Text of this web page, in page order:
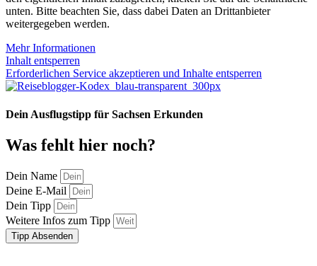
unten. Bitte beachten Sie, dass dabei Daten an Drittanbieter
weitergegeben werden.
Mehr Informationen
Inhalt entsperren
Erforderlichen Service akzeptieren und Inhalte entsperren
Dein Ausflugstipp für Sachsen Erkunden
Was fehlt hier noch?
Dein Name
Deine E-Mail
Dein Tipp
Weitere Infos zum Tipp
Tipp Absenden